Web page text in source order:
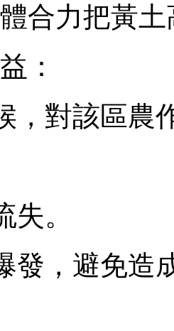
合力把黃
：
，對該區農
失。
發，避免造